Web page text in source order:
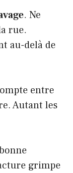
. Ne
rue.
au-delà de
entre
Autant les
grimpe